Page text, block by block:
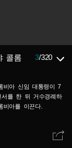
콜롬
3/320
비아 신임 대통령이 7
를 한 뒤 거수경례하
비아를 이끈다.